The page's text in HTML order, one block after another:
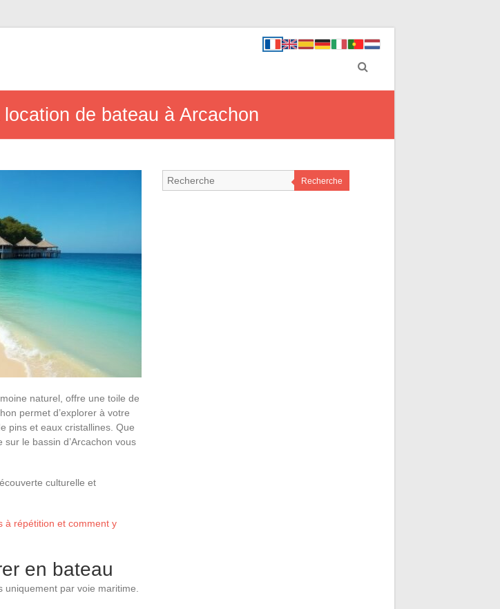
de bateau à Arcachon
naturel, offre une toile de
permet d’explorer à votre
pins et eaux cristallines. Que
le bassin d’Arcachon vous
culturelle et
à répétition et comment y
en bateau
uniquement par voie maritime.
Recherche